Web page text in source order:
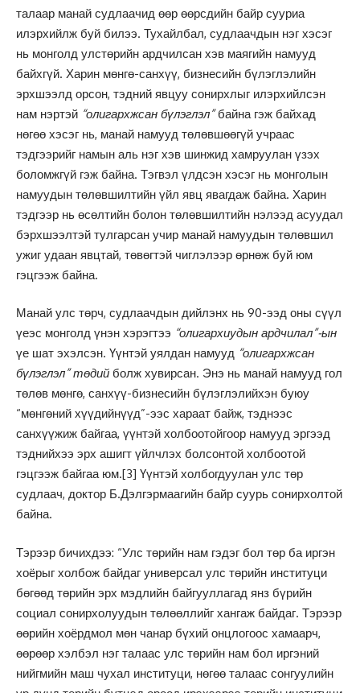
талаар манай судлаачид өөр өөрсдийн байр сууриа
илэрхийлж буй билээ. Тухайлбал, судлаачдын нэг хэсэг
нь монголд улстөрийн ардчилсан хэв маягийн намууд
байхгүй. Харин мөнгө-санхүү, бизнесийн бүлэглэлийн
эрхшээлд орсон, тэдний явцуу сонирхлыг илэрхийлсэн
нам нэртэй “олигархжсан бүлэглэл”байна гэж байхад
нөгөө хэсэг нь, манай намууд төлөвшөөгүй учраас
тэдгээрийг намын аль нэг хэв шинжид хамруулан үзэх
боломжгүй гэж байна. Тэгвэл үлдсэн хэсэг нь монголын
намуудын төлөвшилтийн үйл явц явагдаж байна. Харин
тэдгээр нь өсөлтийн болон төлөвшилтийн нэлээд асуудал
бэрхшээлтэй тулгарсан учир манай намуудын төлөвшил
ужиг удаан явцтай, төвөгтэй чиглэлээр өрнөж буй юм
гэцгээж байна.
Манай улс төрч, судлаачдын дийлэнх нь 90-ээд оны сүүл
үеэс монголд үнэн хэрэгтээ “олигархиудын ардчилал”-ын
үе шат эхэлсэн. Үүнтэй уялдан намууд “олигархжсан
бүлэглэл” төдий болж хувирсан. Энэ нь манай намууд гол
төлөв мөнгө, санхүү-бизнесийн бүлэглэлийхэн буюу
“мөнгөний хүүдийнүүд”-ээс хараат байж, тэднээс
санхүүжиж байгаа, үүнтэй холбоотойгоор намууд эргээд
тэднийхээ эрх ашигт үйлчлэх болсонтой холбоотой
гэцгээж байгаа юм.[3] Үүнтэй холбогдуулан улс төр
судлаач, доктор Б.Дэлгэрмаагийн байр суурь сонирхолтой
байна.
Тэрээр бичихдээ: “Улс төрийн нам гэдэг бол төр ба иргэн
хоёрыг холбож байдаг универсал улс төрийн институци
бөгөөд төрийн эрх мэдлийн байгууллагад янз бүрийн
социал сонирхолуудын төлөөллийг хангаж байдаг. Тэрээр
өөрийн хоёрдмол мөн чанар бүхий онцлогоос хамаарч,
өөрөөр хэлбэл нэг талаас улс төрийн нам бол иргэний
нийгмийн маш чухал институци, нөгөө талаас сонгуулийн